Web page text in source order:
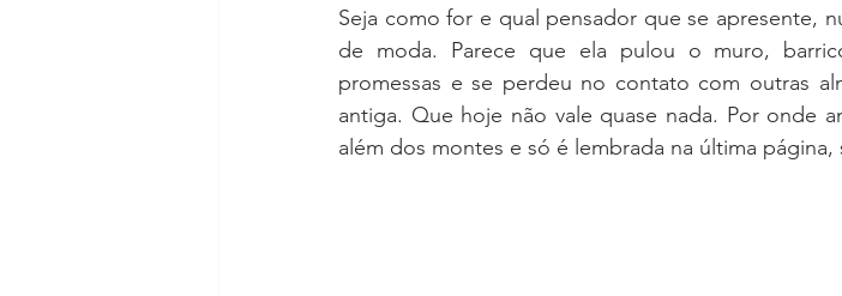
Seja como for e qual pensador que se apresente,
de moda. Parece que ela pulou o muro,
promessas e se perdeu no contato com outras
antiga. Que hoje não vale quase nada. Por onde
além dos montes e só é lembrada na última